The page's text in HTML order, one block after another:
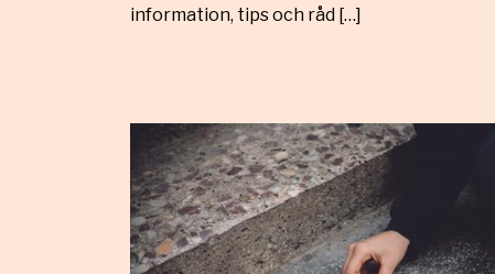
information, tips och råd […]